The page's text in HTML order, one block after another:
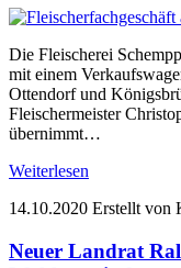
Die Fleischerei
mit einem
Ottendorf und
Fleischermeister
übernimmt…
Weiterlesen
14.10.2020 Erstellt von
Neuer Landrat